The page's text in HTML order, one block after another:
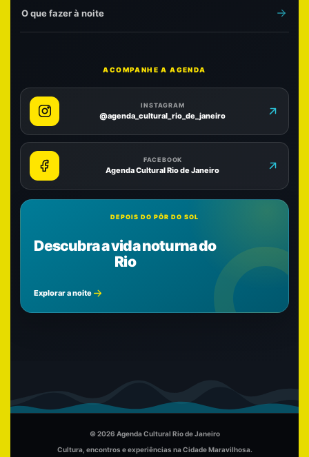
O que fazer à noite
ACOMPANHE A AGENDA
INSTAGRAM
@agenda_cultural_rio_de_janeiro
FACEBOOK
Agenda Cultural Rio de Janeiro
DEPOIS DO PÔR DO SOL
Descubra a vida noturna do
Rio
Explorar a noite
© 2026 Agenda Cultural Rio de Janeiro
Cultura, encontros e experiências na Cidade Maravilhosa.